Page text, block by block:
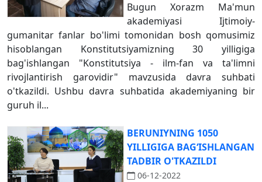
Bugun Xorazm Ma'mun
akademiyasi Ijtimoiy-
gumanitar fanlar bo'limi tomonidan bosh qomusimiz
hisoblangan Konstitutsiyamizning 30 yilligiga
bag'ishlangan "Konstitutsiya - ilm-fan va ta'limni
rivojlantirish garovidir" mavzusida davra suhbati
o'tkazildi. Ushbu davra suhbatida akademiyaning bir
guruh il...
BERUNIYNING 1050
YILLIGIGA BAG‘ISHLANGAN
TADBIR O'TKAZILDI
06-12-2022